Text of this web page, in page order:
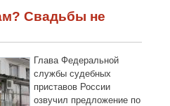
Свадьбы не
Глава Федеральной
службы судебных
приставов России
озвучил предложение по